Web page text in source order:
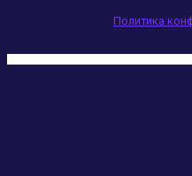
Политика